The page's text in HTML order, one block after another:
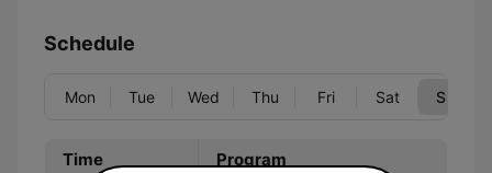
Schedule
Mon Tue Wed Thu Fri Sat Sun
Time Program